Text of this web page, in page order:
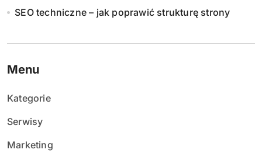
SEO techniczne – jak poprawić strukturę strony
Menu
Kategorie
Serwisy
Marketing